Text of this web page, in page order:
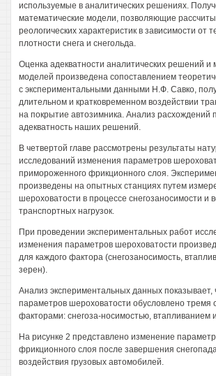
используемые в аналитических решениях.
математические модели, позволяющие
реологических характеристик в зависимости от
плотности снега и снегольда.
Оценка адекватности аналитических решений и
моделей произведена сопоставлением
с экспериментальными данными Н.Ф. Савко,
длительном и кратковременном воздействии
на покрытие автозимника. Анализ расхождений
адекватность наших решений.
В четвертой главе рассмотрены результаты
исследований изменения параметров
примороженного фрикционного слоя.
произведены на опытных станциях путем
шероховатости в процессе снегозаносимости и
транспортных нагрузок.
При проведении экспериментальных работ
изменения параметров шероховатости
для каждого фактора (снегозаносимость,
зерен).
Анализ экспериментальных данных показывает,
параметров шероховатости обусловлено тремя
факторами: снегоза-носимостью, втапливанием
На рисунке 2 представлено изменение
фрикционного слоя после завершения
воздействия грузовых автомобилей.